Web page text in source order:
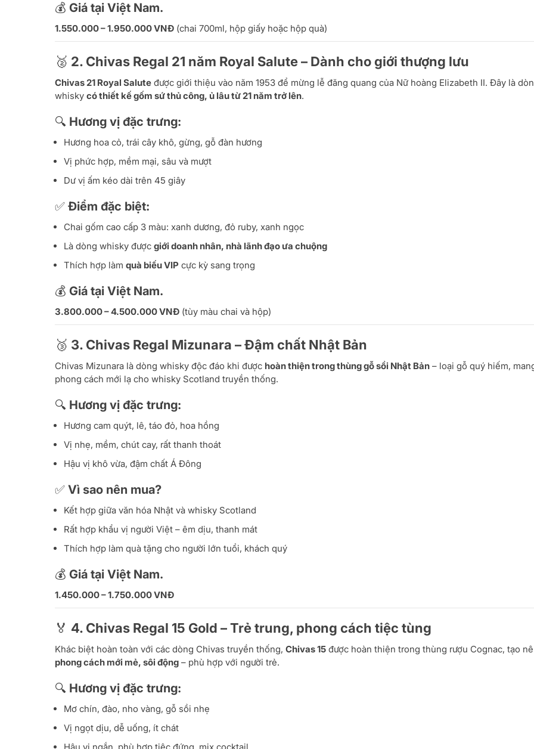
💰 Giá tại Việt Nam.
1.550.000 – 1.950.000 VNĐ (chai 700ml, hộp giấy hoặc hộp quà)
🥈 2. Chivas Regal 21 năm Royal Salute – Dành cho giới thượng lưu
Chivas 21 Royal Salute được giới thiệu vào năm 1953 để mừng lễ đăng quang của Nữ hoàng Elizabeth II. Đây là
whisky có thiết kế gốm sứ thủ công, ủ lâu từ 21 năm trở lên.
🔍 Hương vị đặc trưng:
Hương hoa cỏ, trái cây khô, gừng, gỗ đàn hương
Vị phức hợp, mềm mại, sâu và mượt
Dư vị ấm kéo dài trên 45 giây
✅ Điểm đặc biệt:
Chai gốm cao cấp 3 màu: xanh dương, đỏ ruby, xanh ngọc
Là dòng whisky được giới doanh nhân, nhà lãnh đạo ưa chuộng
Thích hợp làm quà biếu VIP cực kỳ sang trọng
💰 Giá tại Việt Nam.
3.800.000 – 4.500.000 VNĐ (tùy màu chai và hộp)
🥉 3. Chivas Regal Mizunara – Đậm chất Nhật Bản
Chivas Mizunara là dòng whisky độc đáo khi được hoàn thiện trong thùng gỗ sồi Nhật Bản – loại gỗ quý hiếm,
phong cách mới lạ cho whisky Scotland truyền thống.
🔍 Hương vị đặc trưng:
Hương cam quýt, lê, táo đỏ, hoa hồng
Vị nhẹ, mềm, chút cay, rất thanh thoát
Hậu vị khô vừa, đậm chất Á Đông
✅ Vì sao nên mua?
Kết hợp giữa văn hóa Nhật và whisky Scotland
Rất hợp khẩu vị người Việt – êm dịu, thanh mát
Thích hợp làm quà tặng cho người lớn tuổi, khách quý
💰 Giá tại Việt Nam.
1.450.000 – 1.750.000 VNĐ
🏅 4. Chivas Regal 15 Gold – Trẻ trung, phong cách tiệc tùng
Khác biệt hoàn toàn với các dòng Chivas truyền thống, Chivas 15 được hoàn thiện trong thùng rượu Cognac, tạo
phong cách mới mẻ, sôi động – phù hợp với người trẻ.
🔍 Hương vị đặc trưng:
Mơ chín, đào, nho vàng, gỗ sồi nhẹ
Vị ngọt dịu, dễ uống, ít chát